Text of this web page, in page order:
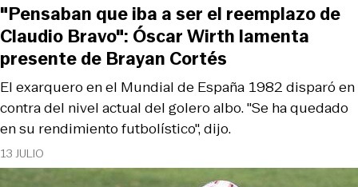
13 JULIO
El exarquero en el Mundial de España 1982 disparó en
contra del nivel actual del golero albo. "Se ha quedado
en su rendimiento futbolístico", dijo.
"Pensaban que iba a ser el reemplazo de
Claudio Bravo": Óscar Wirth lamenta
presente de Brayan Cortés